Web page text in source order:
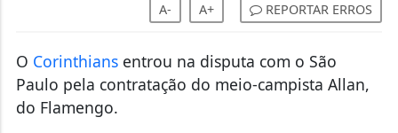
A- A+ REPORTAR ERROS
O Corinthiansentrou na disputa com o São
Paulo pela contratação do meio-campista Allan,
do Flamengo.